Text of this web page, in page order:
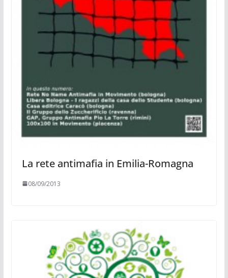
La rete antimafia in Emilia-Romagna
08/09/2013